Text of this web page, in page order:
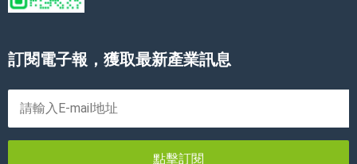
訂閱電子報，獲取最新產業訊息
點擊訂閱